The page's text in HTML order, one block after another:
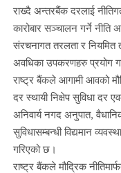
राख्दै अन्तरबैंक दरलाई
कारोबार सञ्चालन गर्ने नीति
संरचनागत तरलता र नियमित
अवधिका उपकरणहरु प्रयोग
राष्ट्र बैंकले आगामी आवको
दर स्थायी निक्षेप सुविधा दर
अनिवार्य नगद अनुपात,
सुविधासम्बन्धी विद्यमान
गरिएको छ।
राष्ट्र बैंकले मौद्रिक